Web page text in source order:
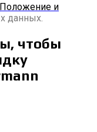
Положение и
данных.
чтобы